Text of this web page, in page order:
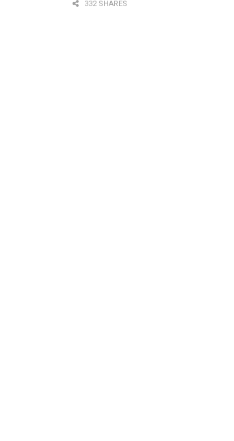
332 SHARES